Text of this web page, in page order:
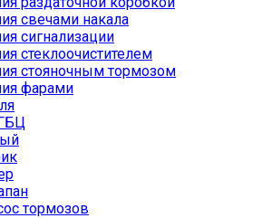
свечами накала
сигнализации
стеклоочистителем
стояночным тормозом
фарами
тормозов